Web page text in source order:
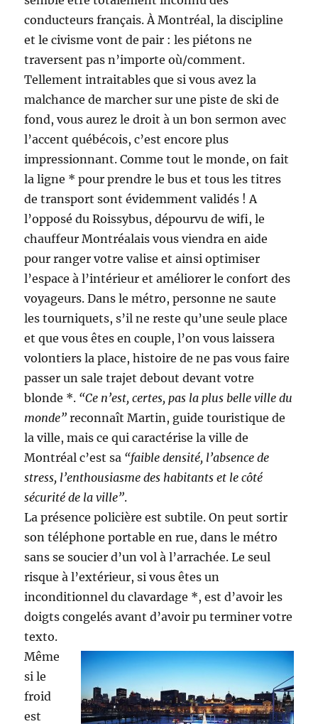
conducteurs français. À Montréal, la discipline
et le civisme vont de pair : les piétons ne
traversent pas n’importe où/comment.
Tellement intraitables que si vous avez la
malchance de marcher sur une piste de ski de
fond, vous aurez le droit à un bon sermon avec
l’accent québécois, c’est encore plus
impressionnant. Comme tout le monde, on fait
la ligne * pour prendre le bus et tous les titres
de transport sont évidemment validés ! A
l’opposé du Roissybus, dépourvu de wifi, le
chauffeur Montréalais vous viendra en aide
pour ranger votre valise et ainsi optimiser
l’espace à l’intérieur et améliorer le confort des
voyageurs. Dans le métro, personne ne saute
les tourniquets, s’il ne reste qu’une seule place
et que vous êtes en couple, l’on vous laissera
volontiers la place, histoire de ne pas vous faire
passer un sale trajet debout devant votre
blonde *. “Ce n’est, certes, pas la plus belle ville du
monde” reconnaît Martin, guide touristique de
la ville, mais ce qui caractérise la ville de
Montréal c’est sa “faible densité, l’absence de
stress, l’enthousiasme des habitants et le côté
sécurité de la ville”.
La présence policière est subtile. On peut sortir
son téléphone portable en rue, dans le métro
sans se soucier d’un vol à l’arrachée. Le seul
risque à l’extérieur, si vous êtes un
inconditionnel du clavardage *, est d’avoir les
doigts congelés avant d’avoir pu terminer votre
texto.
Même
si le
froid
est